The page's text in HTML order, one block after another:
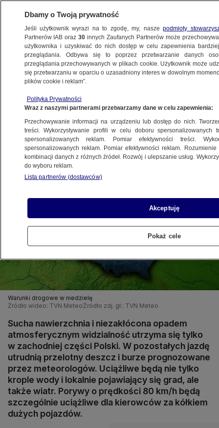
METEO
NAJNOWSZE
do narzekania
15.06.2014, 06:51
Udostępnij
Warunki drogowe w niedzielę
Źródło wideo: TVN Meteo Źródło zdj. gł.: TVN Meteo
Sucha nawierzchnia i niezakłócona opadem
atmosferycznym widzialność utrzyma się tylko
w zachodniej części Polski. W pozostałych jazdę
utrudnią przelotny deszcz i burze prognozowane
przez meteorologów. Uciążliwe będą nie tylko
krople wody i lokalnie pojawiający się grad, ale
także wiatr. Porywy o prędkości 80 km/h będą
szczególnie uciążliwe dla kierowców za kółkiem
dużych pojazdów.
Dbamy o Twoją prywatność
Jeśli użytkownik wyrazi na to zgodę, my, naszepodmioty
Partnerów IAB oraz30 innych Zaufanych Partnerów może
użytkownika i uzyskiwać do nich dostęp w celu zapewnienia
przeglądania. Odbywa się to poprzez przetwarzanie danych
przeglądania przechowywanych w plikach cookie. Użytkownik może
się przetwarzaniu w oparciu o uzasadniony interes w dowolnym
plików cookie i reklam”.
Polityka Prywatności
Wraz z naszymi partnerami przetwarzamy dane w celu zapewnienia:
Przechowywanie informacji na urządzeniu lub dostęp do nich.
treści. Wykorzystywanie profili w celu doboru spersonalizowanych
spersonalizowanych reklam. Pomiar efektywności treści.
spersonalizowanych reklam. Pomiar efektywności reklam.
kombinacji danych z różnych źródeł. Rozwój i ulepszanie usług.
do wyboru reklam.
Lista partnerów (dostawców)
Akceptuję
Pokaż cele